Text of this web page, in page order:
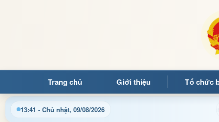
Trang chủ Giới thiệu Tổ chức
13:41 - Chủ nhật, 09/08/2026
Chào mừng quý bạn đọc đến với Trang thông tin điện tử xã